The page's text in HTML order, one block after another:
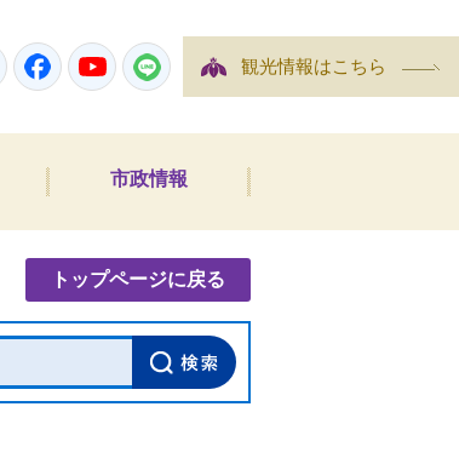
TwitterFacebookYouTubeLINE 観光情報はこちら
市政情報
トップページに戻る